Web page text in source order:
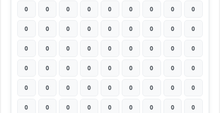
0 0 0 0 0 0 0 0 0
0 0 0 0 0 0 0 0 0
0 0 0 0 0 0 0 0 0
0 0 0 0 0 0 0 0 0
0 0 0 0 0 0 0 0 0
0 0 0 0 0 0 0 0 0